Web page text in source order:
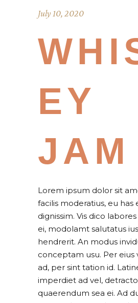
July 10, 2020
EY
JAM
Lorem ipsum dolor sit
facilis moderatius, eu has
dignissim. Vis dico
ei, modolamt salutatus
hendrerit. An modus
conceptam usu. Per
ad, per sint tation id.
imperdiet ad vel,
quaerendum sea ei. Ad